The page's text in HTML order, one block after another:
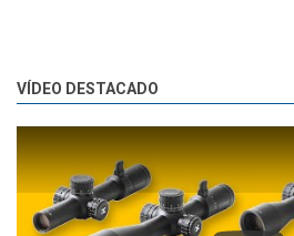
VÍDEO DESTACADO